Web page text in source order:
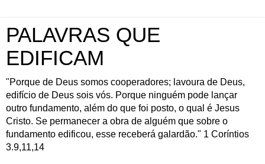
PALAVRAS QUE
EDIFICAM
"Porque de Deus somos cooperadores; lavoura de Deus,
edifício de Deus sois vós. Porque ninguém pode lançar
outro fundamento, além do que foi posto, o qual é Jesus
Cristo. Se permanecer a obra de alguém que sobre o
fundamento edificou, esse receberá galardão." 1 Coríntios
3.9,11,14